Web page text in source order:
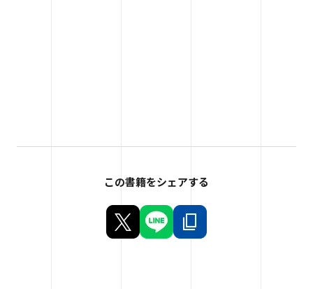
この書籍をシェアする